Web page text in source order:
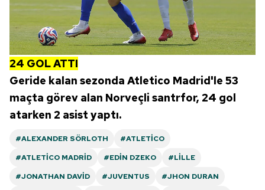
24 GOL ATTI
Geride kalan sezonda Atletico Madrid'le 53
maçta görev alan Norveçli santrfor, 24 gol
atarken 2 asist yaptı.
#ALEXANDER SÖRLOTH
#ATLETICO
#ATLETICO MADRID
#EDIN DZEKO
#LILLE
#JONATHAN DAVID
#JUVENTUS
#JHON DURAN